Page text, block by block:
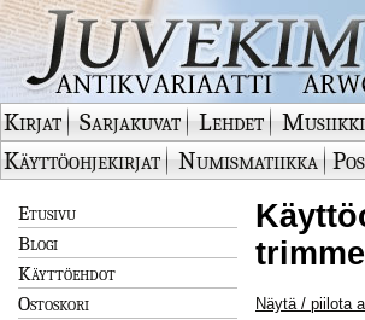
Kirjat Sarjakuvat Lehdet Musiikki
Käyttöohjekirjat
Numismatiikka
Etusivu
Blogi
Käyttöehdot
Ostoskori
Näytä / piilota